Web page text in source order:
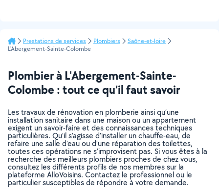
Prestations de services Plombiers
Saône-et-loire
L'Abergement-Sainte-Colombe
Plombier à L'Abergement-Sainte-
Colombe : tout ce qu’il faut savoir
Les travaux de rénovation en plomberie ainsi qu’une
installation sanitaire dans une maison ou un appartement
exigent un savoir-faire et des connaissances techniques
particulières. Qu’il s’agisse d’installer un chauffe-eau, de
refaire une salle d’eau ou d’une réparation des toilettes,
toutes ces opérations ne s’improvisent pas. Si vous êtes à la
recherche des meilleurs plombiers proches de chez vous,
consultez les différents profils de nos membres sur la
plateforme AlloVoisins. Contactez le professionnel ou le
particulier susceptibles de répondre à votre demande.